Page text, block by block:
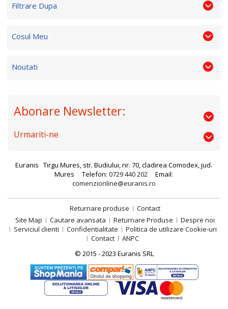
Filtrare Dupa
Cosul Meu
Noutati
Abonare Newsletter:
Urmariti-ne
Euranis Tirgu Mures, str. Budiului, nr. 70, cladirea Comodex, jud.
Mures
Telefon:0729 440 202
Email:
comenzionline@euranis.ro
Returnare produse
Contact
Site Map
Cautare avansata Returnare Produse
Despre noi
Serviciul clienti
Confidentialitate
Politica de utilizare Cookie-uri
Contact
ANPC
© 2015 - 2023 Euranis SRL